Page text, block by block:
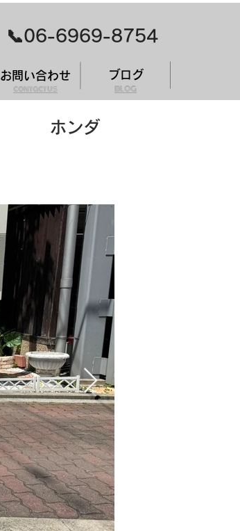
​📞06-6969-8754
contact us
お問い合わせ ブログ
BLOG
ホンダ